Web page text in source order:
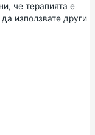
че терапията е
използвате други